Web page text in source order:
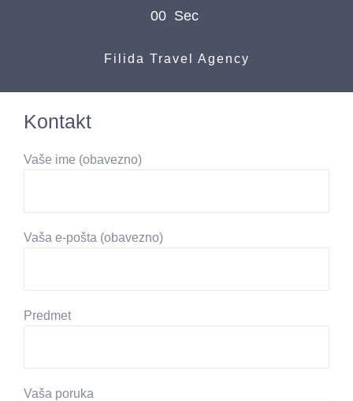
00 Sec
Filida Travel Agency
Kontakt
Vaše ime (obavezno)
Vaša e-pošta (obavezno)
Predmet
Vaša poruka